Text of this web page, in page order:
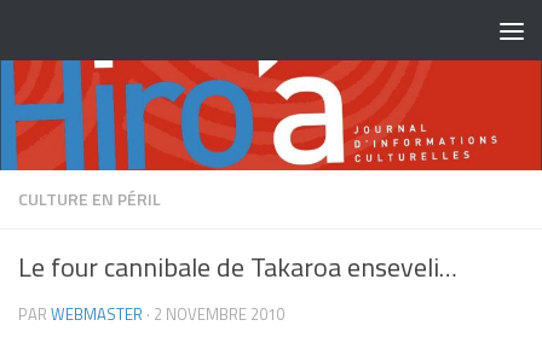
CULTURE EN PÉRIL
Le four cannibale de Takaroa enseveli…
PAR WEBMASTER · 2 NOVEMBRE 2010